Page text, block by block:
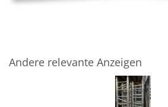
Andere relevante Anzeigen